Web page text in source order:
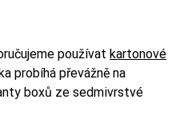
používat kartonové
probíhá převážně na
boxů ze sedmivrstvé